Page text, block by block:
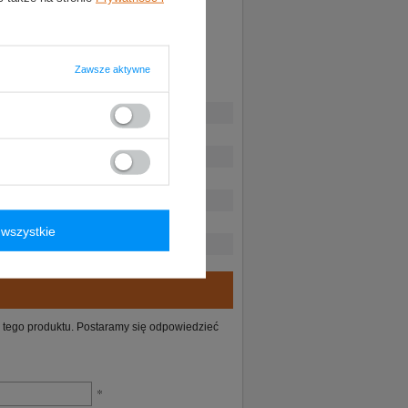
produktu. Postaramy się odpowiedzieć
Zawsze aktywne